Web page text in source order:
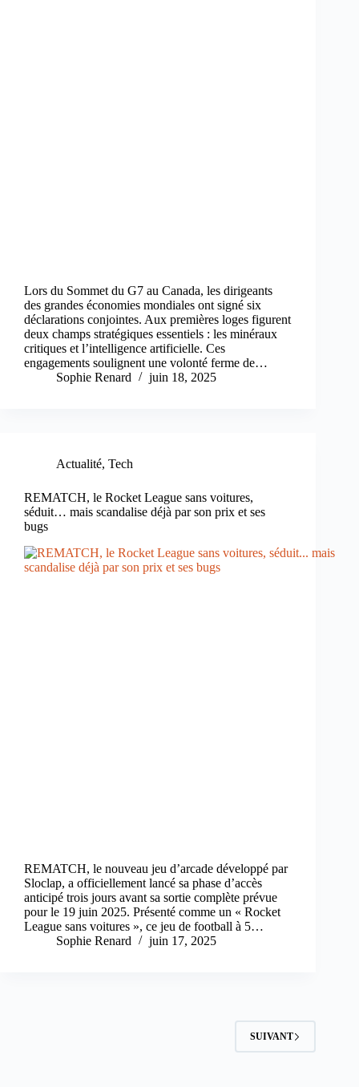
Lors du Sommet du G7 au Canada, les dirigeants
des grandes économies mondiales ont signé six
déclarations conjointes. Aux premières loges figurent
deux champs stratégiques essentiels : les minéraux
critiques et l’intelligence artificielle. Ces
engagements soulignent une volonté ferme de…
Sophie Renard
juin 18, 2025
Actualité, Tech
REMATCH, le Rocket League sans voitures,
séduit… mais scandalise déjà par son prix et ses
bugs
REMATCH, le nouveau jeu d’arcade développé par
Sloclap, a officiellement lancé sa phase d’accès
anticipé trois jours avant sa sortie complète prévue
pour le 19 juin 2025. Présenté comme un « Rocket
League sans voitures », ce jeu de football à 5…
Sophie Renard
juin 17, 2025
SUIVANT